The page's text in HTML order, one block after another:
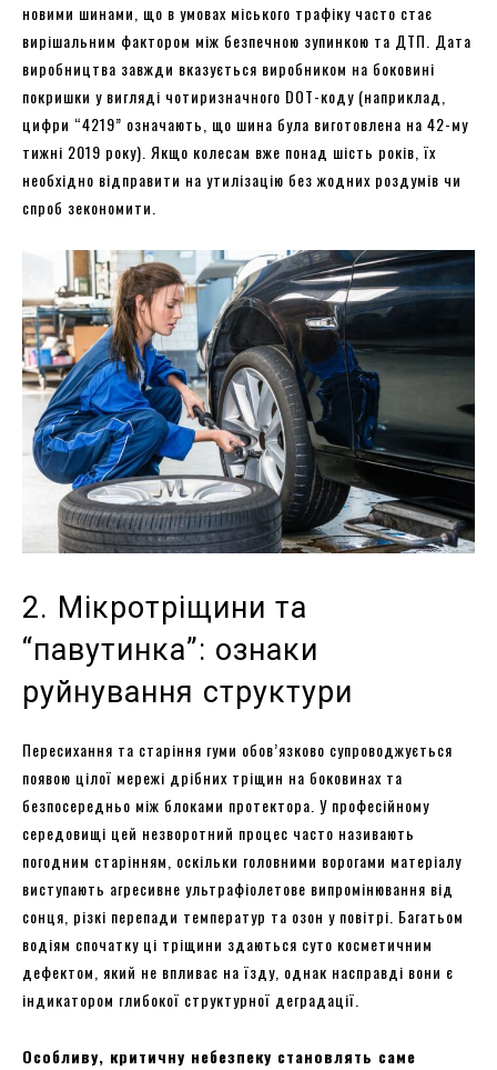
новими шинами, що в умовах міського трафіку часто стає
вирішальним фактором між безпечною зупинкою та ДТП. Дата
виробництва завжди вказується виробником на боковині
покришки у вигляді чотиризначного DOT-коду (наприклад,
цифри “4219” означають, що шина була виготовлена на 42-му
тижні 2019 року). Якщо колесам вже понад шість років, їх
необхідно відправити на утилізацію без жодних роздумів чи
спроб зекономити.
2. Мікротріщини та
“павутинка”: ознаки
руйнування структури
Пересихання та старіння гуми обов’язково супроводжується
появою цілої мережі дрібних тріщин на боковинах та
безпосередньо між блоками протектора. У професійному
середовищі цей незворотний процес часто називають
погодним старінням, оскільки головними ворогами матеріалу
виступають агресивне ультрафіолетове випромінювання від
сонця, різкі перепади температур та озон у повітрі. Багатьом
водіям спочатку ці тріщини здаються суто косметичним
дефектом, який не впливає на їзду, однак насправді вони є
індикатором глибокої структурної деградації.
Особливу, критичну небезпеку становлять саме